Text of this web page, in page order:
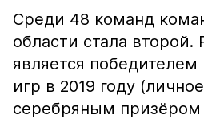
Среди 48 команд
области стала
является победителем
игр в 2019 году
серебряным призёром